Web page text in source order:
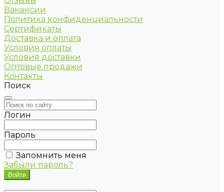
Вакансии
Политика конфиденциальности
Сертификаты
Доставка и оплата
Условия оплаты
Условия доставки
Оптовые продажи
Контакты
Поиск
Логин
Пароль
Запомнить меня
Забыли пароль?